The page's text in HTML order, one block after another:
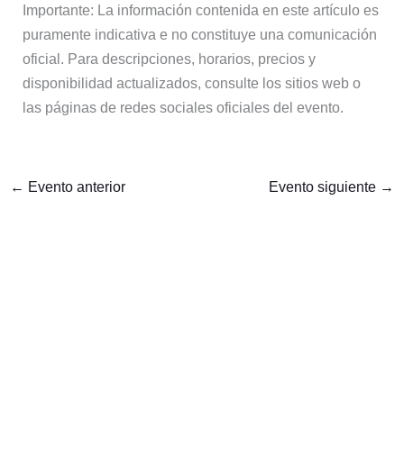
Importante: La información contenida en este artículo es
puramente indicativa e no constituye una comunicación
oficial. Para descripciones, horarios, precios y
disponibilidad actualizados, consulte los sitios web o
las páginas de redes sociales oficiales del evento.
← Evento anterior Evento siguiente →